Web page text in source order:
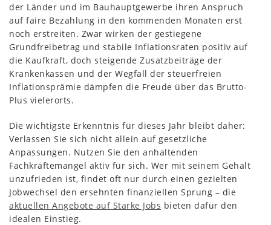
der Länder und im Bauhauptgewerbe ihren Anspruch
auf faire Bezahlung in den kommenden Monaten erst
noch erstreiten. Zwar wirken der gestiegene
Grundfreibetrag und stabile Inflationsraten positiv auf
die Kaufkraft, doch steigende Zusatzbeiträge der
Krankenkassen und der Wegfall der steuerfreien
Inflationsprämie dämpfen die Freude über das Brutto-
Plus vielerorts.
Die wichtigste Erkenntnis für dieses Jahr bleibt daher:
Verlassen Sie sich nicht allein auf gesetzliche
Anpassungen. Nutzen Sie den anhaltenden
Fachkräftemangel aktiv für sich. Wer mit seinem Gehalt
unzufrieden ist, findet oft nur durch einen gezielten
Jobwechsel den ersehnten finanziellen Sprung – die
aktuellen Angebote auf Starke Jobs bieten dafür den
idealen Einstieg.